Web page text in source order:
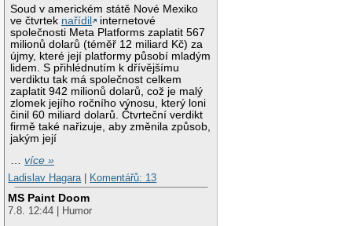
Soud v americkém státě Nové Mexiko
ve čtvrtek nařídil
internetové
společnosti Meta Platforms zaplatit 567
milionů dolarů (téměř 12 miliard Kč) za
újmy, které její platformy působí mladým
lidem. S přihlédnutím k dřívějšímu
verdiktu tak má společnost celkem
zaplatit 942 milionů dolarů, což je malý
zlomek jejího ročního výnosu, který loni
činil 60 miliard dolarů. Čtvrteční verdikt
firmě také nařizuje, aby změnila způsob,
jakým její
…více »
Ladislav Hagara
Komentářů: 13
MS Paint Doom
7.8. 12:44 | Humor